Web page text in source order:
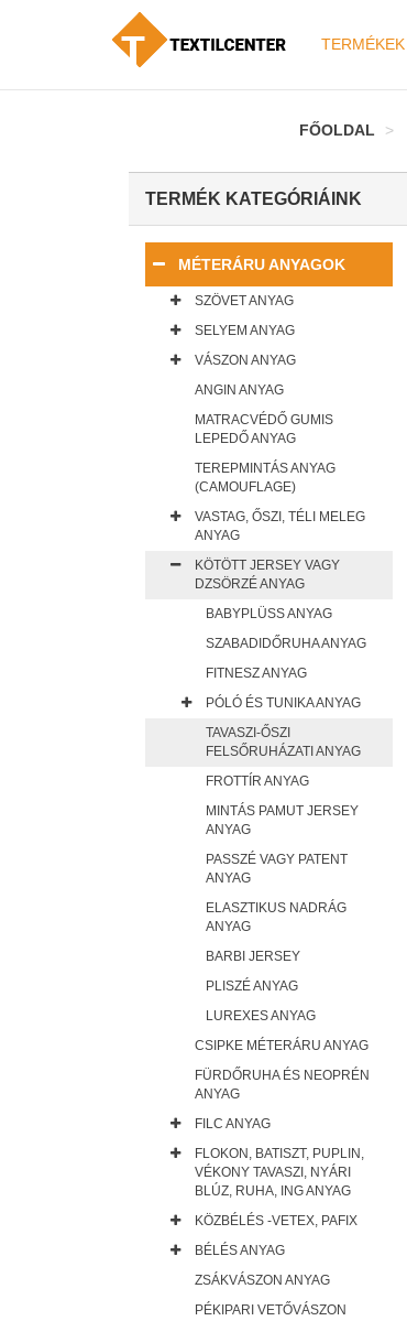
TERMÉKEK
FŐOLDAL
TERMÉK KATEGÓRIÁINK
MÉTERÁRU ANYAGOK
SZÖVET ANYAG
SELYEM ANYAG
VÁSZON ANYAG
ANGIN ANYAG
MATRACVÉDŐ GUMIS
LEPEDŐ ANYAG
TEREPMINTÁS ANYAG
(CAMOUFLAGE)
VASTAG, ŐSZI, TÉLI MELEG
ANYAG
KÖTÖTT JERSEY VAGY
DZSÖRZÉ ANYAG
BABYPLÜSS ANYAG
SZABADIDŐRUHA ANYAG
FITNESZ ANYAG
PÓLÓ ÉS TUNIKA ANYAG
TAVASZI-ŐSZI
FELSŐRUHÁZATI ANYAG
FROTTÍR ANYAG
MINTÁS PAMUT JERSEY
ANYAG
PASSZÉ VAGY PATENT
ANYAG
ELASZTIKUS NADRÁG
ANYAG
BARBI JERSEY
PLISZÉ ANYAG
LUREXES ANYAG
CSIPKE MÉTERÁRU ANYAG
FÜRDŐRUHA ÉS NEOPRÉN
ANYAG
FILC ANYAG
FLOKON, BATISZT, PUPLIN,
VÉKONY TAVASZI, NYÁRI
BLÚZ, RUHA, ING ANYAG
KÖZBÉLÉS -VETEX, PAFIX
BÉLÉS ANYAG
ZSÁKVÁSZON ANYAG
PÉKIPARI VETŐVÁSZON